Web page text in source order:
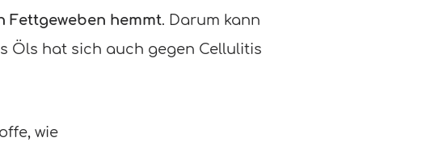
Fettgeweben hemmt. Darum kann
Öls hat sich auch gegen Cellulitis
wie